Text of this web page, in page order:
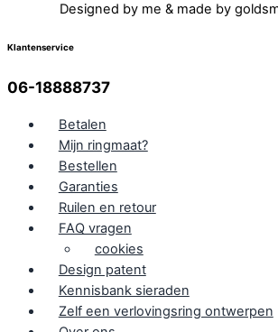
Designed by me & made by
Klantenservice
06-18888737
Betalen
Mijn ringmaat?
Bestellen
Garanties
Ruilen en retour
FAQ vragen
cookies
Design patent
Kennisbank sieraden
Zelf een verlovingsring ontwerpen